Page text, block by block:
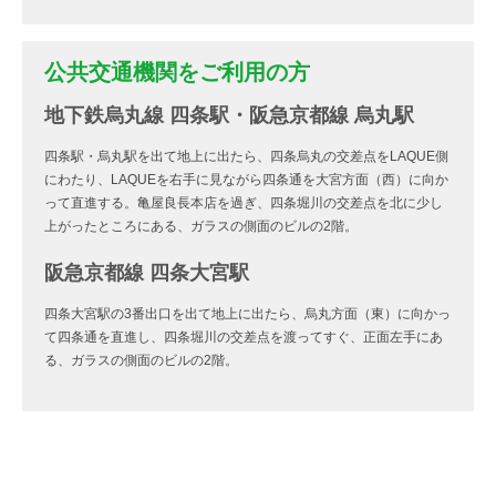
公共交通機関をご利用の方
地下鉄烏丸線 四条駅・阪急京都線 烏丸駅
四条駅・烏丸駅を出て地上に出たら、四条烏丸の交差点をLAQUE側
にわたり、LAQUEを右手に見ながら四条通を大宮方面（西）に向か
って直進する。亀屋良長本店を過ぎ、四条堀川の交差点を北に少し
上がったところにある、ガラスの側面のビルの2階。
阪急京都線 四条大宮駅
四条大宮駅の3番出口を出て地上に出たら、烏丸方面（東）に向かっ
て四条通を直進し、四条堀川の交差点を渡ってすぐ、正面左手にあ
る、ガラスの側面のビルの2階。